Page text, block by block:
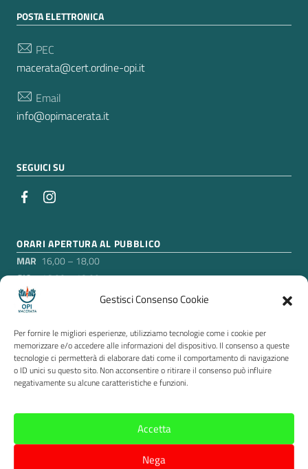
Gestisci Consenso Cookie
Per fornire le migliori esperienze, utilizziamo tecnologie come i cookie per
memorizzare e/o accedere alle informazioni del dispositivo. Il consenso a queste
tecnologie ci permetterà di elaborare dati come il comportamento di navigazione
o ID unici su questo sito. Non acconsentire o ritirare il consenso può influire
negativamente su alcune caratteristiche e funzioni.
Accetta
Nega
POSTA ELETTRONICA
PEC
macerata@cert.ordine-opi.it
Email
info@opimacerata.it
SEGUICI SU
ORARI APERTURA AL PUBBLICO
MAR 16,00 – 18,00
GIO
16,00 – 18,00
Nei mesi di luglio e agosto, esclusa la settimana di
soltanto il martedì pomeriggio, agli orari suddetti.
Sezione Link Utili
Privacy | Cookie policy | Contatti |
|